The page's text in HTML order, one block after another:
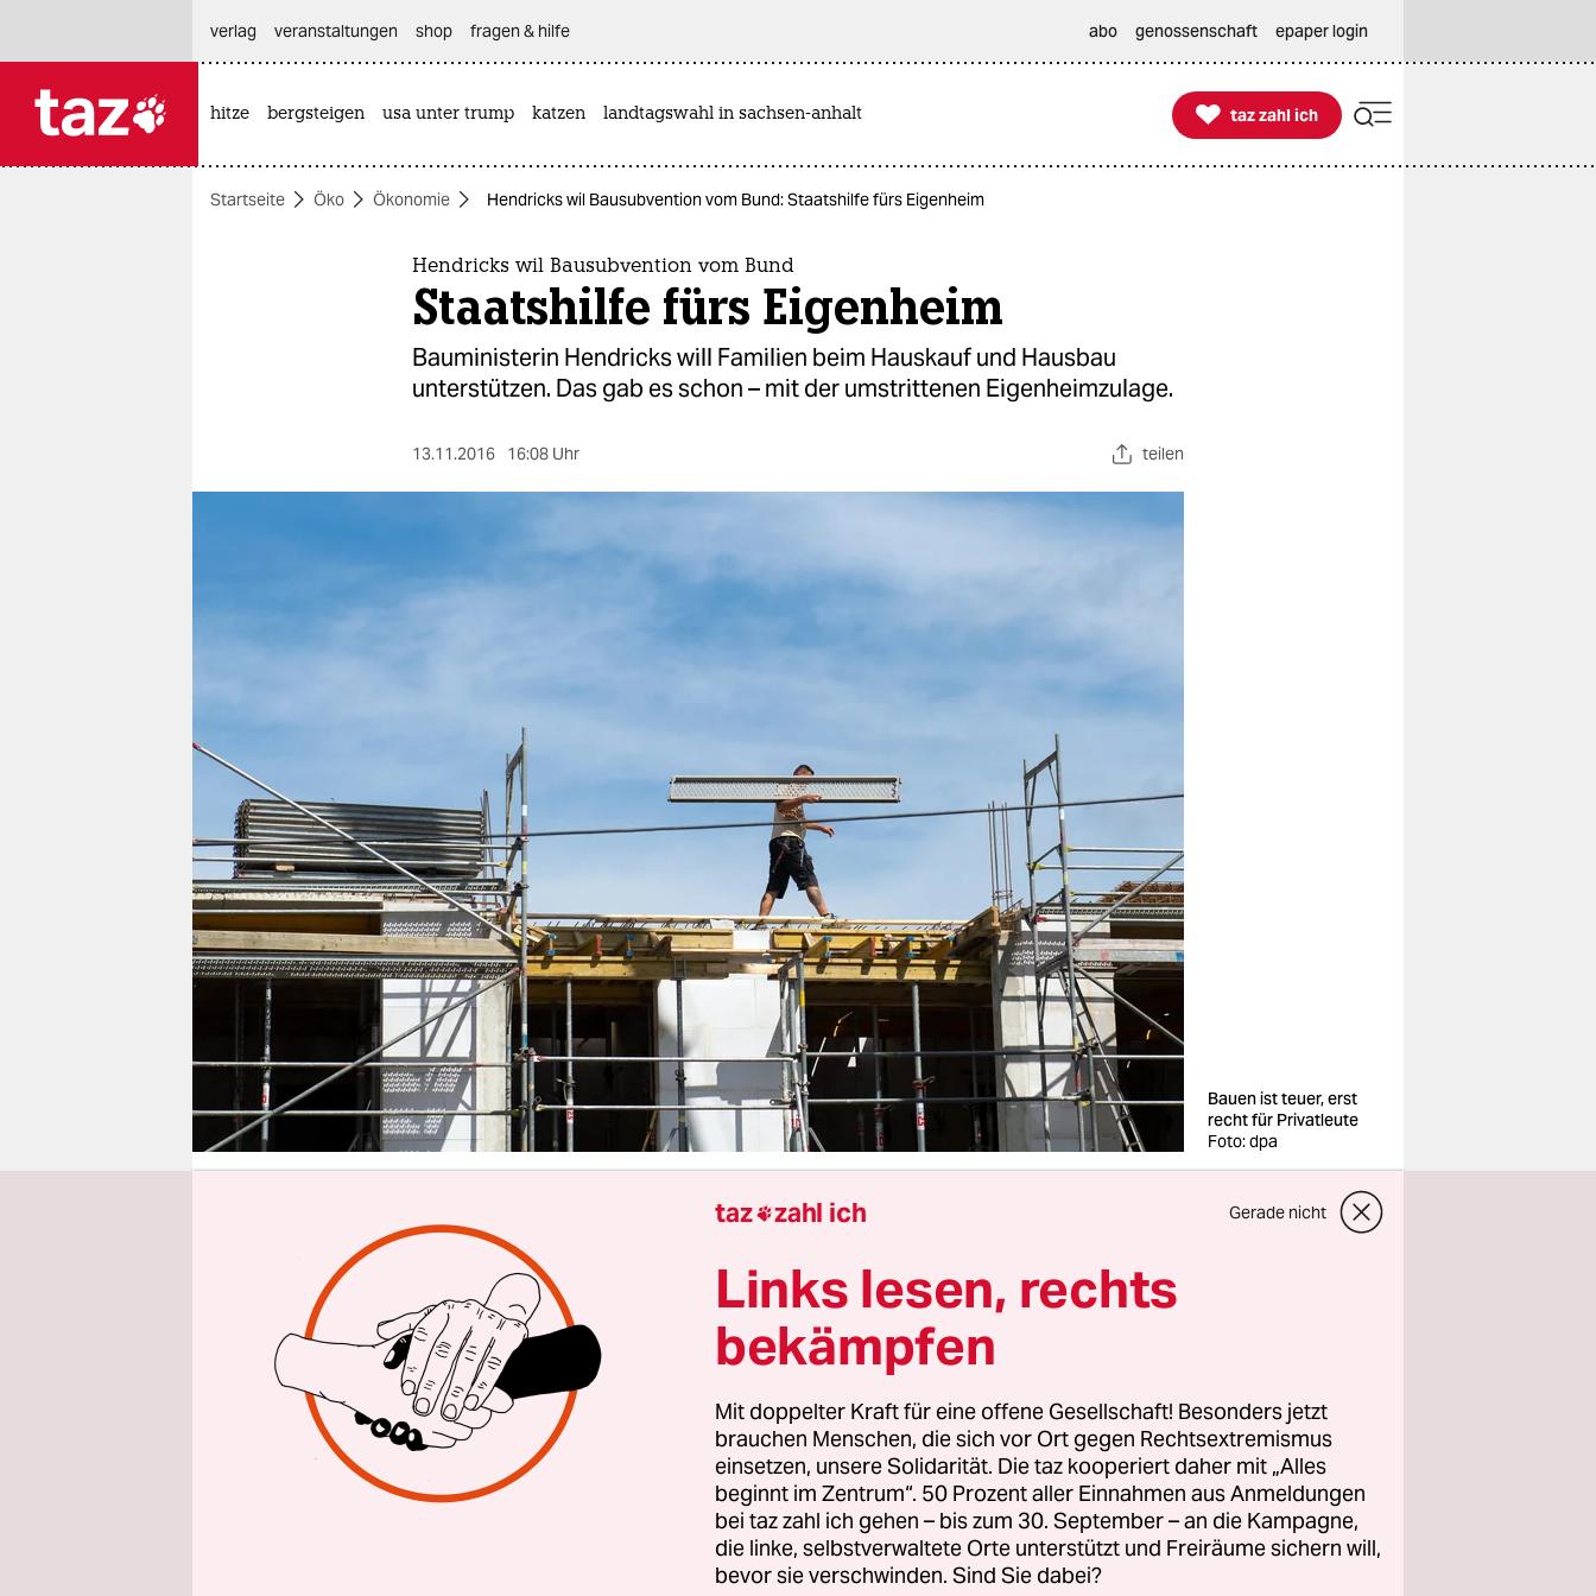
themen
wahrheit
veranstaltungen
shop
fragen & hilfe
unterstützen
abo
genossenschaft
epaper login
verlag
veranstaltungen shop fragen & hilfe abo genossenschaft epaper login
hitze bergsteigen usa unter trump katzen landtagswahl in sachsen-anhalt 
taz zahl ich
taz zahl ich
Startseite Öko Ökonomie Hendricks wil Bausubvention vom Bund: Staatshilfe fürs Eigenheim
Hendricks wil Bausubvention vom Bund
Staatshilfe fürs Eigenheim
Bauministerin Hendricks will Familien beim Hauskauf und Hausbau
unterstützen. Das gab es schon – mit der umstrittenen Eigenheimzulage.
13.11.2016 16:08 Uhr teilen
Bauen ist teuer, erst
recht für Privatleute
Foto: dpa
Aus Berlin Astrid Ehrenhauser
Barbara Hendricks traut sich wieder. Die Bundesbauministerin (SPD)
hat einen neuen Plan: ein Immobilien-Förderprogramm. Hendricks
will Familien mit 8.000 bis 20.000 Euro Zuschuss beim Kauf einer
Immobilie unter die Arme greifen. Die Höhe soll je nach Kinderzahl
variieren. Der Eigenkapitalzuschuss ist konkret für Ballungszentren
gedacht: „In besonders nachgefragten Lagen müssen wir auch
besondere Maßnahmen ergreifen,“ so die Ministerin.
taz zahl ich Gerade nicht
Links lesen, rechts
bekämpfen
Mit doppelter Kraft für eine offene Gesellschaft! Besonders jetzt
brauchen Menschen, die sich vor Ort gegen Rechtsextremismus
einsetzen, unsere Solidarität. Die taz kooperiert daher mit „Alles
beginnt im Zentrum“. 50 Prozent aller Einnahmen aus Anmeldungen
bei taz zahl ich gehen – bis zum 30. September – an die Kampagne,
die linke, selbstverwaltete Orte unterstützt und Freiräume sichern will,
bevor sie verschwinden. Sind Sie dabei?